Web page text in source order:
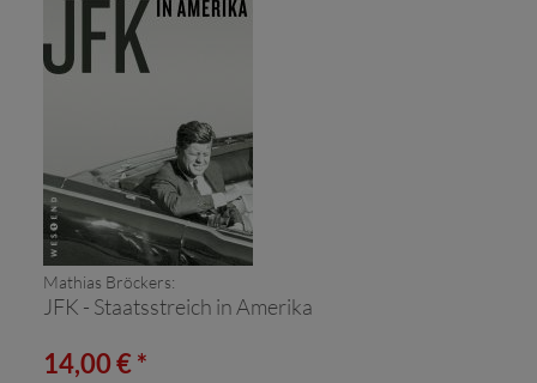
Mathias Bröckers:
JFK - Staatsstreich in Amerika
14,00 € *